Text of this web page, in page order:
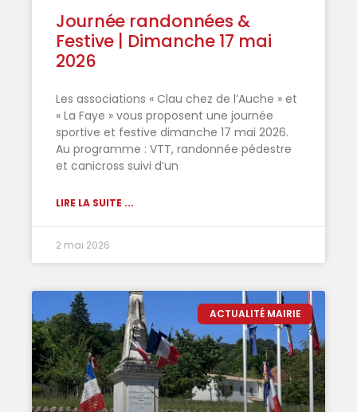
Journée randonnées &
Festive | Dimanche 17 mai
2026
Les associations « Clau chez de l’Auche » et
« La Faye » vous proposent une journée
sportive et festive dimanche 17 mai 2026.
Au programme : VTT, randonnée pédestre
et canicross suivi d’un
LIRE LA SUITE ...
2 mai 2026
ACTUALITÉ MAIRIE